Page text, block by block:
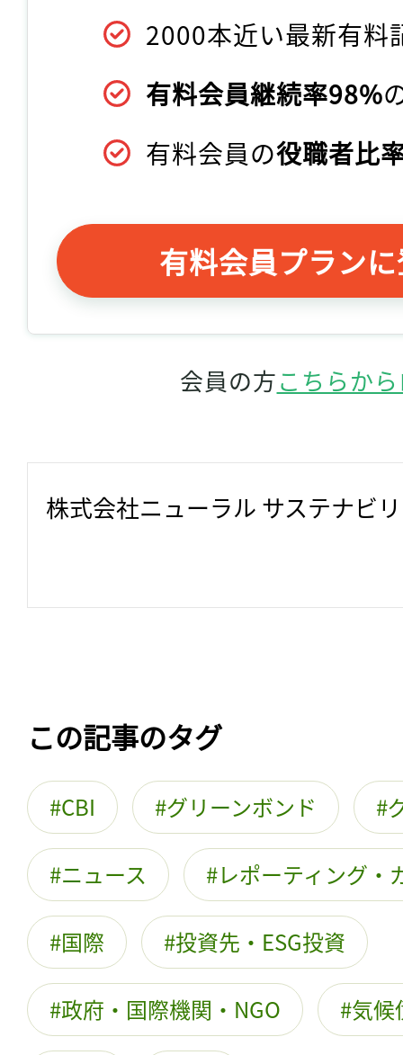
2000本近い最新有料
有料会員継続率98%
有料会員の役職者比
有料会員プラン
会員の方こちらか
株式会社ニューラル サステナビ
この記事のタグ
CBI グリーンボンド
ニュース レポーティング・
国際 投資先・ESG投資
政府・国際機関・NGO 気候